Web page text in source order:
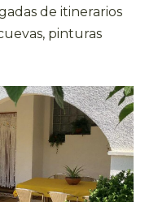
de itinerarios
pinturas